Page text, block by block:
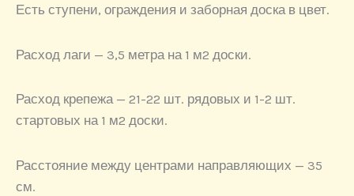
Есть ступени, ограждения и заборная доска в цвет.
Расход лаги — 3,5 метра на 1 м2 доски.
Расход крепежа — 21-22 шт. рядовых и 1-2 шт.
стартовых на 1 м2 доски.
Расстояние между центрами направляющих — 35
см.